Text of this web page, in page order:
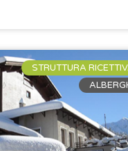
STRUTTURA